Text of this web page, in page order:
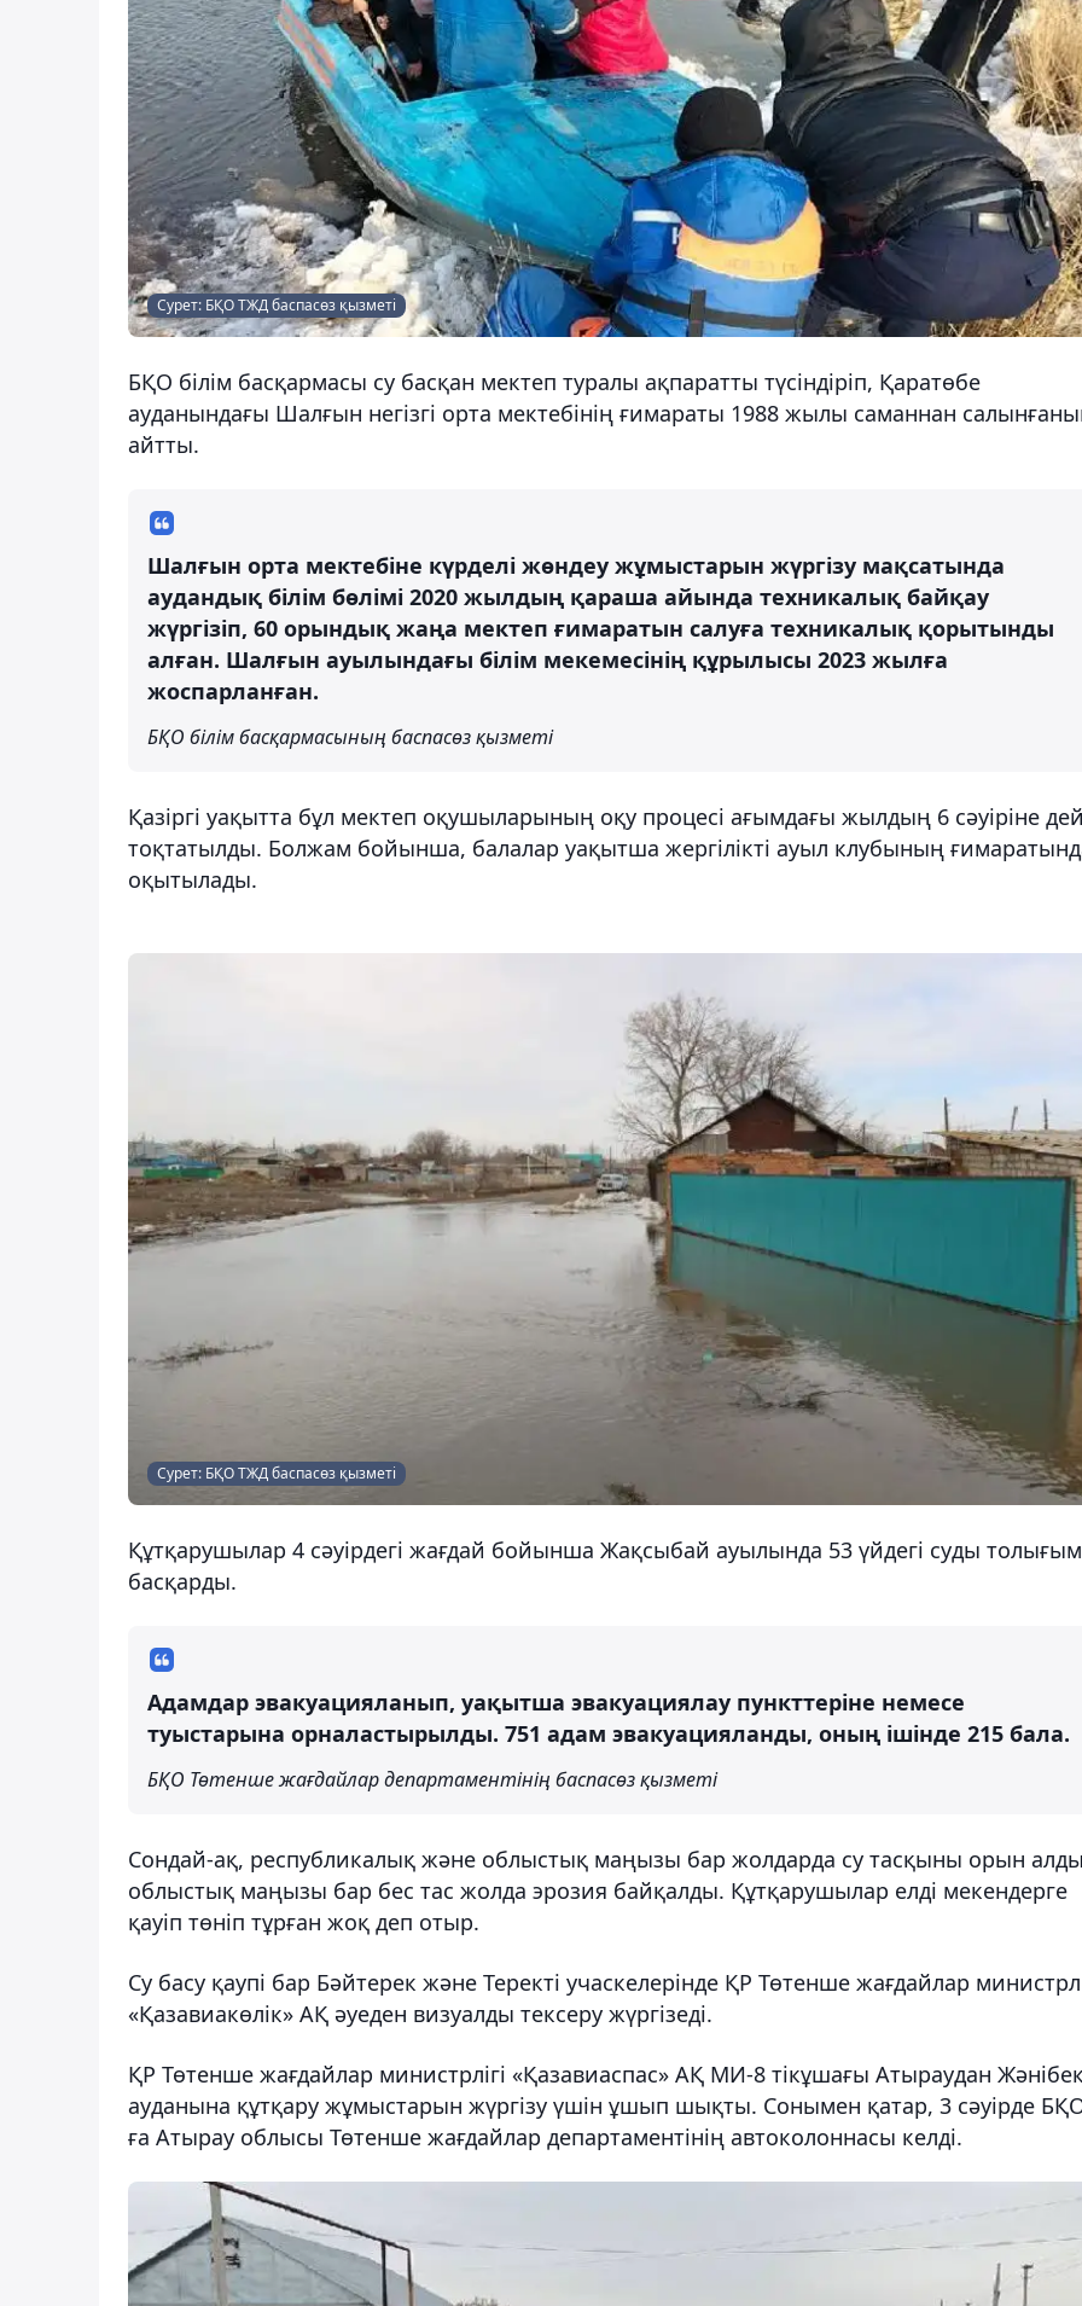
Сурет: БҚО ТЖД баспасөз қызметі
БҚО білім басқармасы су басқан мектеп туралы ақпаратты түсіндіріп, Қаратөбе
ауданындағы Шалғын негізгі орта мектебінің ғимараты 1988 жылы саманнан
айтты.
Шалғын орта мектебіне күрделі жөндеу жұмыстарын жүргізу мақсатында
аудандық білім бөлімі 2020 жылдың қараша айында техникалық байқау
жүргізіп, 60 орындық жаңа мектеп ғимаратын салуға техникалық қорытынды
алған. Шалғын ауылындағы білім мекемесінің құрылысы 2023 жылға
жоспарланған.
БҚО білім басқармасының баспасөз қызметі
Қазіргі уақытта бұл мектеп оқушыларының оқу процесі ағымдағы жылдың 6 сәуіріне
тоқтатылды. Болжам бойынша, балалар уақытша жергілікті ауыл клубының
оқытылады.
Сурет: БҚО ТЖД баспасөз қызметі
Құтқарушылар 4 сәуірдегі жағдай бойынша Жақсыбай ауылында 53 үйдегі суды
басқарды.
Адамдар эвакуацияланып, уақытша эвакуациялау пункттеріне немесе
туыстарына орналастырылды. 751 адам эвакуацияланды, оның ішінде 215 бала.
БҚО Төтенше жағдайлар департаментінің баспасөз қызметі
Сондай-ақ, республикалық және облыстық маңызы бар жолдарда су тасқыны орын
облыстық маңызы бар бес тас жолда эрозия байқалды. Құтқарушылар елді мекендерге
қауіп төніп тұрған жоқ деп отыр.
Су басу қаупі бар Бәйтерек және Теректі учаскелерінде ҚР Төтенше жағдайлар
«Қазавиакөлік» АҚ әуеден визуалды тексеру жүргізеді.
ҚР Төтенше жағдайлар министрлігі «Қазавиаспас» АҚ МИ-8 тікұшағы Атыраудан
ауданына құтқару жұмыстарын жүргізу үшін ұшып шықты. Сонымен қатар, 3 сәуірде
ға Атырау облысы Төтенше жағдайлар департаментінің автоколоннасы келді.